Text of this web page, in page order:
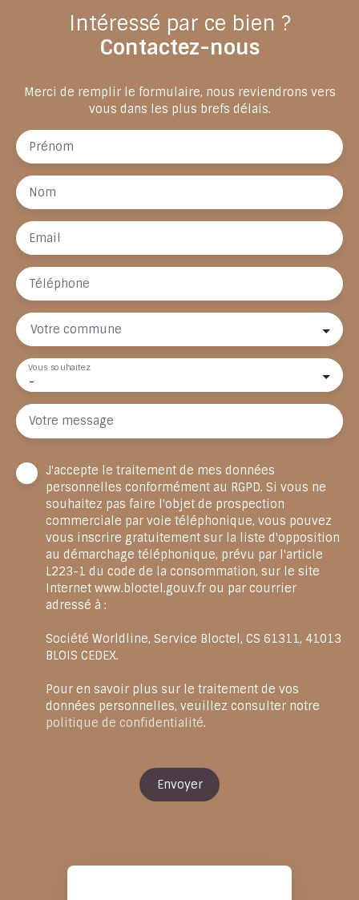
Intéressé par ce bien ?
Contactez-nous
Merci de remplir le formulaire, nous reviendrons vers
vous dans les plus brefs délais.
Prénom
Nom
Email
Téléphone
Votre commune
-
Vous souhaitez
Votre message
J'accepte le traitement de mes données
personnelles conformément au RGPD. Si vous ne
souhaitez pas faire l'objet de prospection
commerciale par voie téléphonique, vous pouvez
vous inscrire gratuitement sur la liste d'opposition
au démarchage téléphonique, prévu par l'article
L223-1 du code de la consommation, sur le site
Internet www.bloctel.gouv.fr ou par courrier
adressé à :
Société Worldline, Service Bloctel, CS 61311, 41013
BLOIS CEDEX.
Pour en savoir plus sur le traitement de vos
données personnelles, veuillez consulter notre
politique de confidentialité.
Envoyer